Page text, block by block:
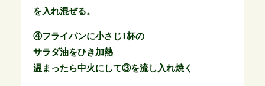
を入れ混ぜる。
④フライパンに小さじ1杯の
サラダ油をひき加熱
温まったら中火にして③を流し入れ焼く